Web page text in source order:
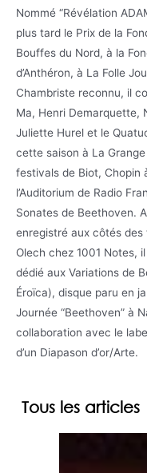
Nommé “Révélation
plus tard le Prix de la
Bouffes du Nord, à la
d’Anthéron, à La Folle
Chambriste reconnu, il
Ma, Henri Demarquette,
Juliette Hurel et le
cette saison à La
festivals de Biot, Chopin
l’Auditorium de Radio
Sonates de Beethoven.
enregistré aux côtés
Olech chez 1001 Notes,
dédié aux Variations de
Éroïca), disque paru en
Journée “Beethoven” à
collaboration avec le
d’un Diapason d’or/Arte.
Tous les articles